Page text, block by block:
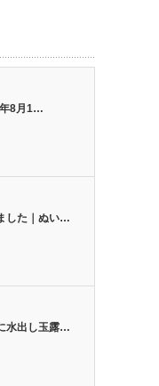
8月1…
した｜ぬい…
水出し玉露…